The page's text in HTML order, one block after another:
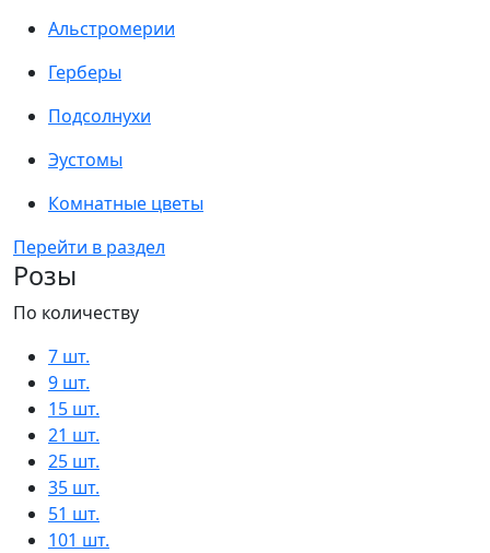
Альстромерии
Герберы
Подсолнухи
Эустомы
Комнатные цветы
Перейти в раздел
Розы
По количеству
7 шт.
9 шт.
15 шт.
21 шт.
25 шт.
35 шт.
51 шт.
101 шт.